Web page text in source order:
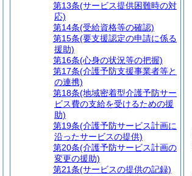
第13条(サービス提供困難時の対
応)
第14条(受給資格等の確認)
第15条(要支援認定の申請に係る
援助)
第16条(心身の状況等の把握)
第17条(介護予防支援事業者等と
の連携)
第18条(地域密着型介護予防サー
ビス費の支給を受けるための援
助)
第19条(介護予防サービス計画に
沿ったサービスの提供)
第20条(介護予防サービス計画の
変更の援助)
第21条(サービスの提供の記録)